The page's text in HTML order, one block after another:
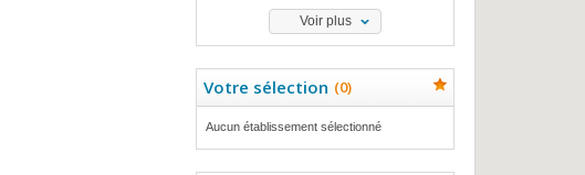
Voir plus
Votre sélection (0)
Aucun établissement sélectionné